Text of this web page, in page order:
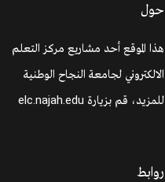
حول
هذا الموقع أحد مشاريع مركز التعلم
الالكتروني لجامعة النجاح الوطنية
للمزيد، قم بزيارة elc.najah.edu
روابط